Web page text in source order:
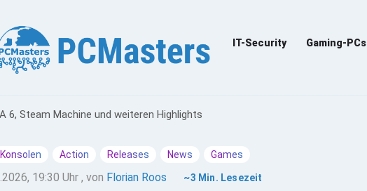
IT-Security Gaming-PCs
6, Steam Machine und weiteren Highlights
Konsolen Action Releases News Games
19:30 Uhr , von Florian Roos ~3 Min. Lesezeit